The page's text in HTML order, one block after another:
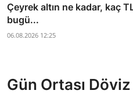
Çeyrek altın ne kadar, kaç
bugü...
06.08.2026 12:25
Gün Ortası